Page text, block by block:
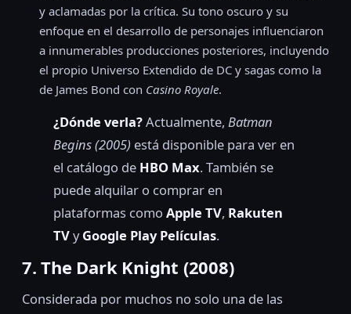
y aclamadas por la crítica. Su tono oscuro y su
enfoque en el desarrollo de personajes influenciaron
a innumerables producciones posteriores, incluyendo
el propio Universo Extendido de DC y sagas como la
de James Bond con Casino Royale.
¿Dónde verla?Actualmente, Batman
Begins (2005) está disponible para ver en
el catálogo de HBO Max. También se
puede alquilar o comprar en
plataformas como Apple TV, Rakuten
TVyGoogle Play Películas.
7. The Dark Knight (2008)
Considerada por muchos no solo una de las